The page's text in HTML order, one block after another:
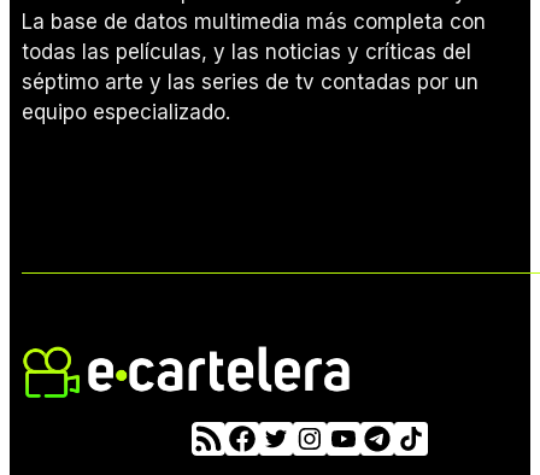
La base de datos multimedia más completa con
todas las películas, y las noticias y críticas del
séptimo arte y las series de tv contadas por un
equipo especializado.